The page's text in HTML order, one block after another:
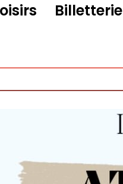
Billetterie